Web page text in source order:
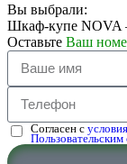
Вы выбрали:
Шкаф-купе NOVA
Оставьте Ваш
Согласен с